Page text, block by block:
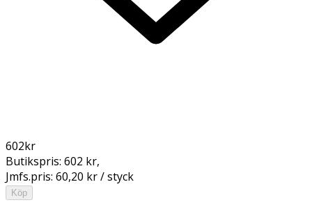
602kr
Butikspris: 602 kr,
Jmfs.pris: 60,20 kr / styck
Köp